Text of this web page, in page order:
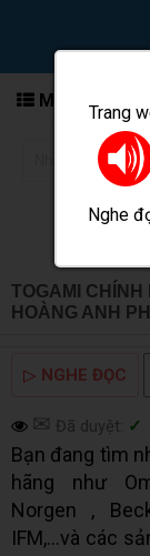
Trang
Nghe
MENU
TOGAMI
HOÀNG ANH
▷ NGHE ĐỌC
✉ Đã duyệt: ✓
Bạn đang tìm
hãng như
Norgen ,
IFM,...và các